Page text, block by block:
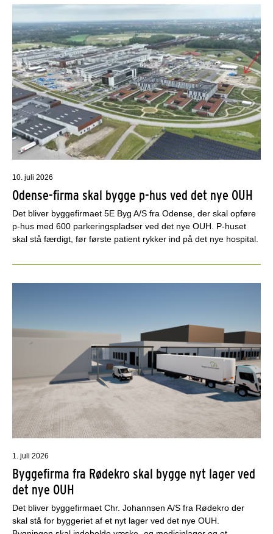
10. juli 2026
Odense-firma skal bygge p-hus ved det nye OUH
Det bliver byggefirmaet 5E Byg A/S fra Odense, der skal opføre
p-hus med 600 parkeringspladser ved det nye OUH. P-huset
skal stå færdigt, før første patient rykker ind på det nye hospital.
1. juli 2026
Byggefirma fra Rødekro skal bygge nyt lager ved
det nye OUH
Det bliver byggefirmaet Chr. Johannsen A/S fra Rødekro der
skal stå for byggeriet af et nyt lager ved det nye OUH.